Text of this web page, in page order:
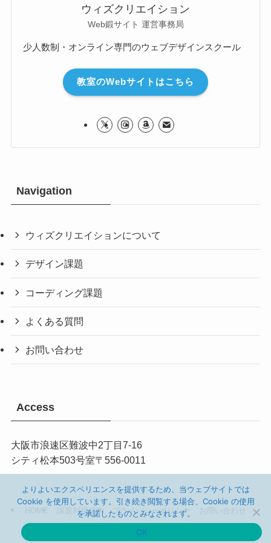
ウィズクリエイション
Web鍛サイト 運営事務局
少人数制・オンライン専門のウェブデザインスクール
教室のWebサイトはこちら
Navigation
ウィズクリエイションについて
デザイン課題
コーディング課題
よくある質問
お問い合わせ
Access
大阪市浪速区難波中2丁目7-16
シティ松本503号室〒 556-0011
課題利用規約 プライバシーポリシー
Web鍛（うぇぶたん）.
よりよいエクスペリエンスを提供するため、当ウェブサイトでは
Cookie を使用しています。引き続き閲覧する場合、Cookie の使用
を承諾したものとみなされます。
OK